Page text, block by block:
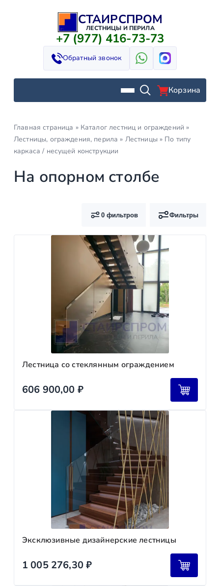
СТАИРСПРОМ
ЛЕСТНИЦЫ И ПЕРИЛА
+7 (977) 416-73-73
Обратный звонок
Корзина
Главная страница » Каталог лестниц и ограждений »
Лестницы, ограждения, перила » Лестницы » По типу
каркаса / несущей конструкции
На опорном столбе
0 фильтров Фильтры
Лестница со стеклянным ограждением
606 900,00 ₽
Эксклюзивные дизайнерские лестницы
1 005 276,30₽